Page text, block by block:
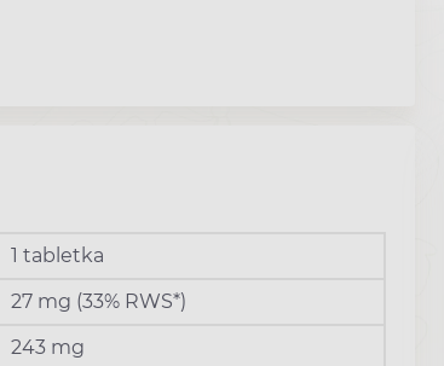
1 tabletka
27 mg (33% RWS*)
243 mg